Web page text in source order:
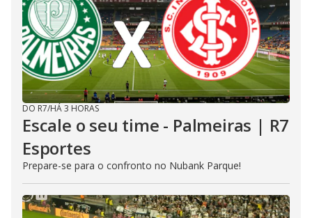
DO R7/HÁ 3 HORAS
Escale o seu time - Palmeiras | R7
Esportes
Prepare-se para o confronto no Nubank Parque!